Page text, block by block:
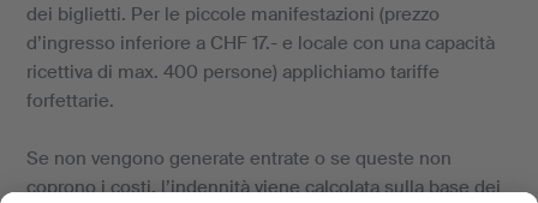
dei biglietti. Per le piccole manifestazioni (prezzo
d’ingresso inferiore a CHF 17.- e locale con una capacità
ricettiva di max. 400 persone) applichiamo tariffe
forfettarie.
Se non vengono generate entrate o se queste non
coprono i costi, l’indennità viene calcolata sulla base dei